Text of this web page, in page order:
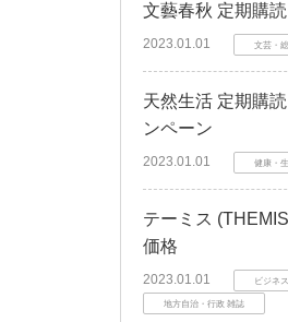
文藝春秋 定期購
2023.01.01 文芸・
天然生活 定期購
ンペーン
2023.01.01 健康・
テーミス
価格
2023.01.01 ビジネ
地方自治・行政 雑誌